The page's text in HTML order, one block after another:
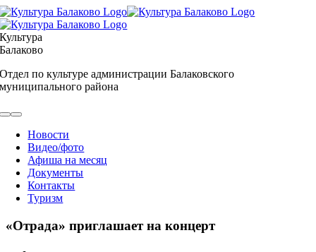
Skip
to
content
Культура
Балаково
Отдел по культуре администрации Балаковского
муниципального района
Toggle
NavigationНовости
Видео/фото
Афиша на месяц
Документы
Контакты
Туризм
«Отрада» приглашает на концерт